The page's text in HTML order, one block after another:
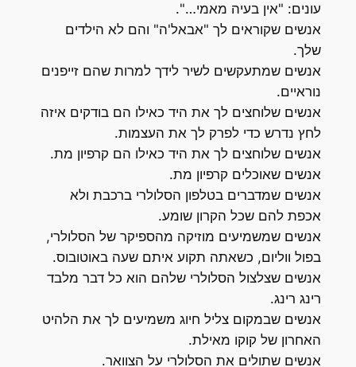
עונים: "אין בעיה מאמי…".
אנשים שקוראים לך "אבאל'ה" והם לא הילדים
שלך.
אנשים שמתעקשים לשיר לידך למרות שהם זייפנים
נוראיים.
אנשים שלוחצים לך את היד כאילו הם בודקים איזה
לחץ נדרש כדי לפרק לך את העצמות.
אנשים שלוחצים לך את היד כאילו הם קרפיון מת.
אנשים שאוכלים קרפיון מת.
אנשים שמדברים בטלפון הסלולרי ברכבת ולא
אכפת להם שכל הקרון שומע.
אנשים שמשמיעים מוזיקה מהספיקר של הסלולרי,
בפול ווליום, כשאתה תקוע איתם שעה באוטובוס.
אנשים שצלצול הסלולרי שלהם הוא כל דבר מלבד
רינג רינג.
אנשים שבמקום צליל חיוג משמיעים לך את הלהיט
האחרון של קוקו מאילת.
אנשים שתולים את הסלולרי על הצוואר.